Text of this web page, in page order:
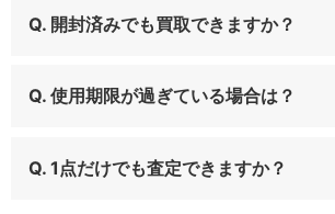
Q. 開封済みでも買取できますか？
Q. 使用期限が過ぎている場合は？
Q. 1点だけでも査定できますか？